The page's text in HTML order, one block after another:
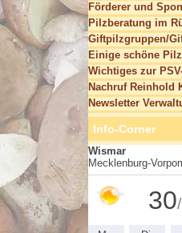
Förderer und
Pilzberatung im
Giftpilzgruppen/
Einige schöne
Wichtiges zur
Nachruf Reinhold
Newsletter
Info-Corner